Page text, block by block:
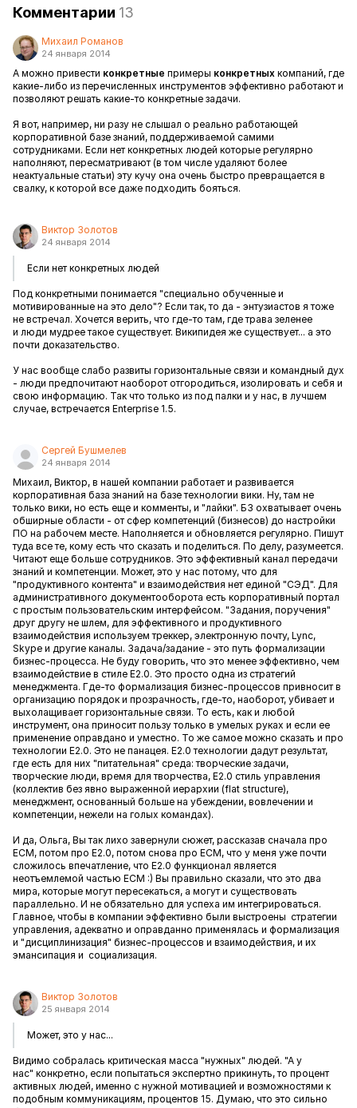
Комментарии 13
Михаил Романов
24 января 2014
А можно привести конкретные примеры конкретных компаний, где
какие-либо из перечисленных инструментов эффективно работают и
позволяют решать какие-то конкретные задачи.
Я вот, например, ни разу не слышал о реально работающей
корпоративной базе знаний, поддерживаемой самими
сотрудниками. Если нет конкретных людей которые регулярно
наполняют, пересматривают (в том числе удаляют более
неактуальные статьи) эту кучу она очень быстро превращается в
свалку, к которой все даже подходить бояться.
Виктор Золотов
24 января 2014
Если нет конкретных людей
Под конкретными понимается "специально обученные и
мотивированные на это дело"? Если так, то да - энтузиастов я тоже
не встречал. Хочется верить, что где-то там, где трава зеленее
и люди мудрее такое существует. Википидея же существует... а это
почти доказательство.
У нас вообще слабо развиты горизонтальные связи и командный дух
- люди предпочитают наоборот отгородиться, изолировать и себя и
свою информацию. Так что только из под палки и у нас, в лучшем
случае, встречается Enterprise 1.5.
Сергей Бушмелев
24 января 2014
Михаил, Виктор, в нашей компании работает и развивается
корпоративная база знаний на базе технологии вики. Ну, там не
только вики, но есть еще и комменты, и "лайки". БЗ охватывает очень
обширные области - от сфер компетенций (бизнесов) до настройки
ПО на рабочем месте. Наполняется и обновляется регулярно. Пишут
туда все те, кому есть что сказать и поделиться. По делу, разумеется.
Читают еще больше сотрудников. Это эффективный канал передачи
знаний и компетенции. Может, это у нас потому, что для
"продуктивного контента" и взаимодействия нет единой "СЭД". Для
административного документооборота есть корпоративный портал
с простым пользовательским интерфейсом. "Задания, поручения"
друг другу не шлем, для эффективного и продуктивного
взаимодействия используем треккер, электронную почту, Lync,
Skype и другие каналы. Задача/задание - это путь формализации
бизнес-процесса. Не буду говорить, что это менее эффективно, чем
взаимодействие в стиле E2.0. Это просто одна из стратегий
менеджмента. Где-то формализация бизнес-процессов привносит в
организацию порядок и прозрачность, где-то, наоборот, убивает и
выхолащивает горизонтальные связи. То есть, как и любой
инструмент, она приносит пользу только в умелых руках и если ее
применение оправдано и уместно. То же самое можно сказать и про
технологии E2.0. Это не панацея. E2.0 технологии дадут результат,
где есть для них "питательная" среда: творческие задачи,
творческие люди, время для творчества, E2.0 стиль управления
(коллектив без явно выраженной иерархии (flat structure),
менеджмент, основанный больше на убеждении, вовлечении и
компетенции, нежели на голых командах).
И да, Ольга, Вы так лихо завернули сюжет, рассказав сначала про
ECM, потом про E2.0, потом снова про ECM, что у меня уже почти
сложилось впечатление, что E2.0 функционал является
неотъемлемой частью ECM :) Вы правильно сказали, что это два
мира, которые могут пересекаться, а могут и существовать
параллельно. И не обязательно для успеха им интегрироваться.
Главное, чтобы в компании эффективно были выстроены стратегии
управления, адекватно и оправданно применялась и формализация
и "дисциплинизация" бизнес-процессов и взаимодействия, и их
эмансипация и социализация.
Виктор Золотов
25 января 2014
Может, это у нас...
Видимо собралась критическая масса "нужных" людей. "А у
нас" конкретно, если попытаться экспертно прикинуть, то процент
активных людей, именно с нужной мотивацией и возможностями к
подобным коммуникациям, процентов 15. Думаю, что это сильно